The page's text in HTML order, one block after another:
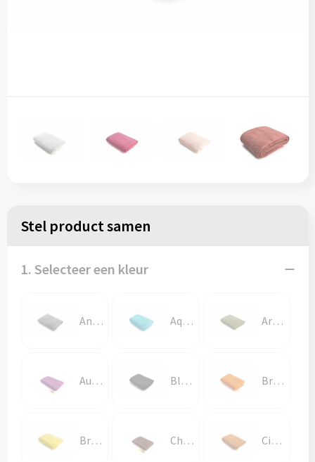
Stel product samen
1. Selecteer een kleur
Anthracite Grey Aqua Blue Army Green
Aubergine Black Bright Orange
Bright Yellow Chocolate Brown Cinnamon